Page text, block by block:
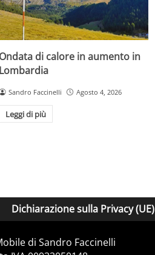
Ondata di calore in aumento in
Lombardia
Sandro Faccinelli Agosto 4, 2026
Leggi di più
Dichiarazione sulla Privacy (UE)
di Sandro Faccinelli